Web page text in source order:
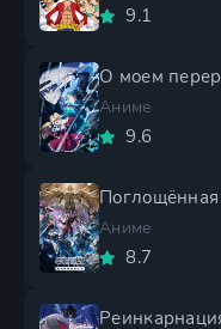
9.1
О моем
Аниме
9.6
Поглощённая
Аниме
8.7